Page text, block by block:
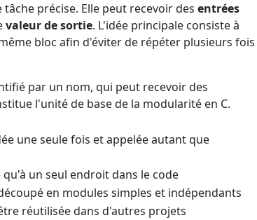
précise. Elle peut recevoir des entrées
valeur de sortie. L'idée principale consiste à
bloc afin d'éviter de répéter plusieurs fois
par un nom, qui peut recevoir des
l'unité de base de la modularité en C.
une seule fois et appelée autant que
un seul endroit dans le code
en modules simples et indépendants
réutilisée dans d'autres projets